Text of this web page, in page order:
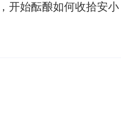
开始酝酿如何收拾安小